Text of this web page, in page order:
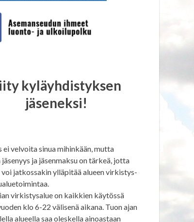
kyläyhdistyksen
jäseneksi!
ei velvoita sinua mihinkään, mutta
ja jäsenmaksu on tärkeä, jotta
jatkossakin ylläpitää alueen virkistys-
virkistysalue on kaikkien käytössä
klo 6-22 välisenä aikana. Tuon ajan
alueella saa oleskella ainoastaan